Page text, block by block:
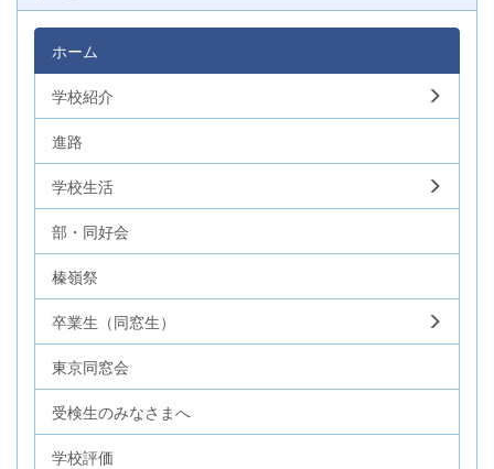
ホーム
学校紹介
進路
学校生活
部・同好会
榛嶺祭
卒業生（同窓生）
東京同窓会
受検生のみなさまへ
学校評価